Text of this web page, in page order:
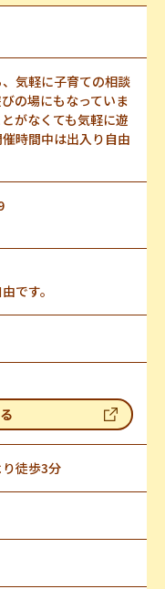
気軽に子育ての相談
の場にもなっていま
がなくても気軽に遊
時間中は出入り自由
です。
徒歩3分